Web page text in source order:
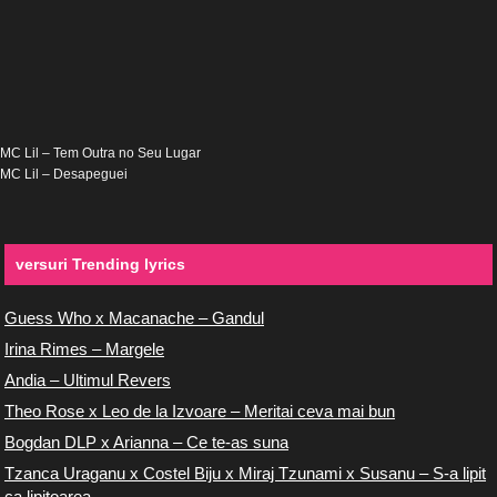
MC Lil – Tem Outra no Seu Lugar
MC Lil – Desapeguei
versuri Trending lyrics
Guess Who x Macanache – Gandul
Irina Rimes – Margele
Andia – Ultimul Revers
Theo Rose x Leo de la Izvoare – Meritai ceva mai bun
Bogdan DLP x Arianna – Ce te-as suna
Tzanca Uraganu x Costel Biju x Miraj Tzunami x Susanu – S-a lipit